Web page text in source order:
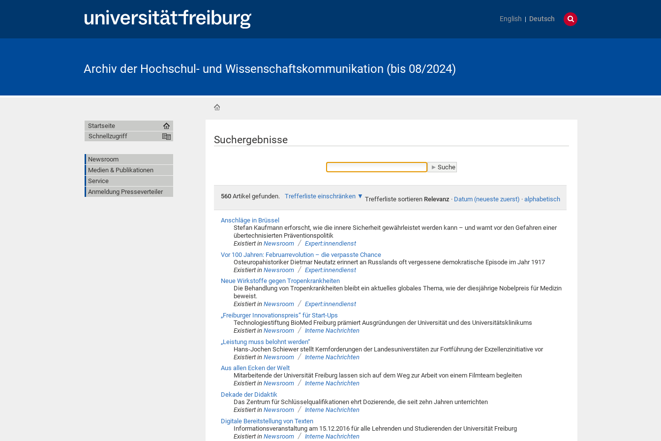
English Deutsch
Archiv der Hochschul- und Wissenschaftskommunikation (bis 08/2024)
Suchergebnisse
560Artikel gefunden. Trefferliste einschränken Trefferliste sortieren Relevanz · Datum (neueste zuerst) · alphabetisch
Anschläge in Brüssel
Stefan Kaufmann erforscht, wie die innere Sicherheit gewährleistet werden kann – und warnt vor den Gefahren einer
übertechnisierten Präventionspolitik
Existiert in Newsroom / Expert:innendienst
Vor 100 Jahren: Februarrevolution – die verpasste Chance
Osteuropahistoriker Dietmar Neutatz erinnert an Russlands oft vergessene demokratische Episode im Jahr 1917
Existiert in Newsroom / Expert:innendienst
Neue Wirkstoffe gegen Tropenkrankheiten
Die Behandlung von Tropenkrankheiten bleibt ein aktuelles globales Thema, wie der diesjährige Nobelpreis für Medizin
beweist.
Existiert in Newsroom / Expert:innendienst
„Freiburger Innovationspreis“ für Start-Ups
Technologiestiftung BioMed Freiburg prämiert Ausgründungen der Universität und des Universitätsklinikums
Existiert in Newsroom / Interne Nachrichten
„Leistung muss belohnt werden“
Hans-Jochen Schiewer stellt Kernforderungen der Landesuniverstäten zur Fortführung der Exzellenzinitiative vor
Existiert in Newsroom / Interne Nachrichten
Aus allen Ecken der Welt
Mitarbeitende der Universität Freiburg lassen sich auf dem Weg zur Arbeit von einem Filmteam begleiten
Existiert in Newsroom / Interne Nachrichten
Dekade der Didaktik
Das Zentrum für Schlüsselqualifikationen ehrt Dozierende, die seit zehn Jahren unterrichten
Existiert in Newsroom / Interne Nachrichten
Digitale Bereitstellung von Texten
Informationsveranstaltung am 15.12.2016 für alle Lehrenden und Studierenden der Universität Freiburg
Existiert in Newsroom / Interne Nachrichten
Startseite
Schnellzugriff
Newsroom
Medien & Publikationen
Service
Anmeldung Presseverteiler